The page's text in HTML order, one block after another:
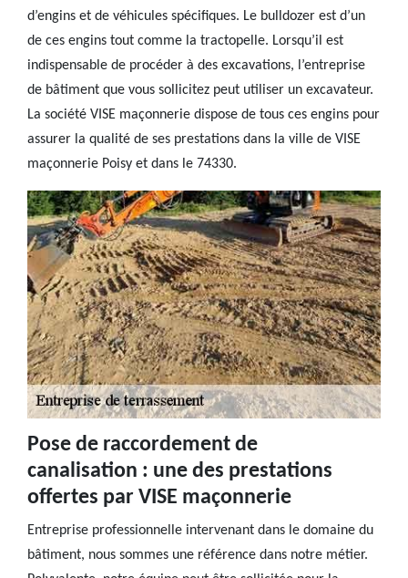
d’engins et de véhicules spécifiques. Le bulldozer est d’un
de ces engins tout comme la tractopelle. Lorsqu’il est
indispensable de procéder à des excavations, l’entreprise
de bâtiment que vous sollicitez peut utiliser un excavateur.
La société VISE maçonnerie dispose de tous ces engins pour
assurer la qualité de ses prestations dans la ville de VISE
maçonnerie Poisy et dans le 74330.
Pose de raccordement de
canalisation : une des prestations
offertes par VISE maçonnerie
Entreprise professionnelle intervenant dans le domaine du
bâtiment, nous sommes une référence dans notre métier.